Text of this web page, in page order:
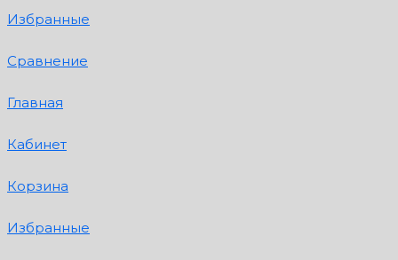
Избранные
Сравнение
Главная
Кабинет
Корзина
Избранные